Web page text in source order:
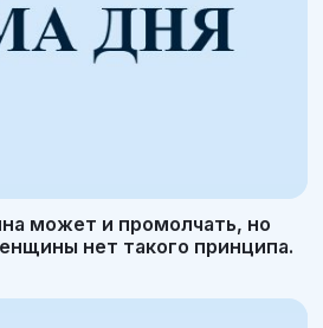
может и промолчать, но
нет такого принципа.